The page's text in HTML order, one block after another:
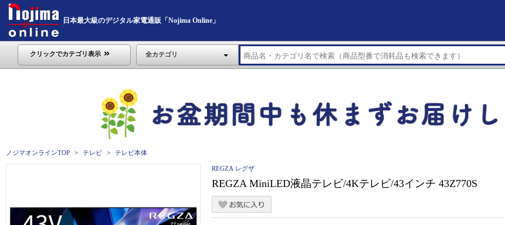
日本最大級のデジタル家電通販「Nojima Online」
クリックでカテゴリ表示 全カテゴリ
ノジマオンラインTOP テレビ テレビ本体
REGZA レグザ
REGZA MiniLED液晶テレビ/4Kテレビ/43インチ 43Z770S